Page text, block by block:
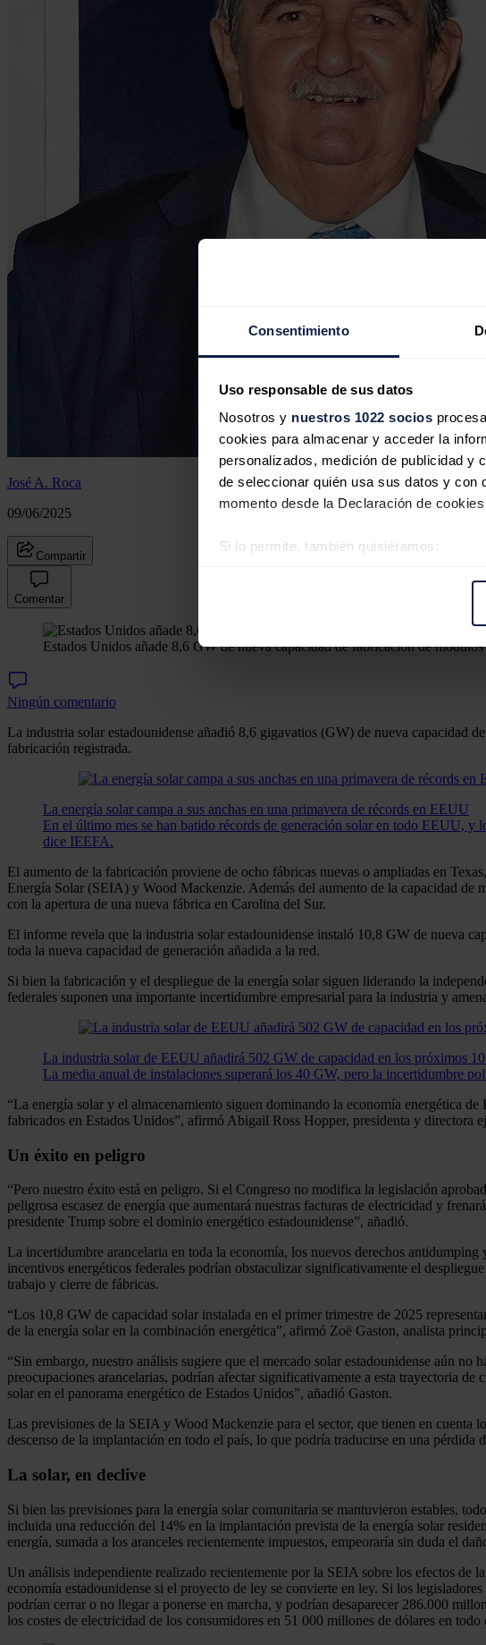
Consentimiento
Uso responsable de sus datos
Nosotros y nuestros 1022 socios
cookies para almacenar y acceder la
personalizados, medición de publicidad y
de seleccionar quién usa sus datos y con
momento desde la Declaración de
Si lo permite, también quisiéramos:
redes sociales, publicidad y análisis web,
José A. Roca
09/06/2025
Compartir
Comentar
Estados Unidos añade 8,6 GW de nueva capacidad de fabricación de
Ningún comentario
La industria solar estadounidense añadió 8,6 gigavatios (GW) de nueva capacidad
fabricación registrada.
La energía solar campa a sus anchas en una primavera de récords en EEUU
En el último mes se han batido récords de generación solar en todo EEUU, y
dice IEEFA.
El aumento de la fabricación proviene de ocho fábricas nuevas o ampliadas en
Energía Solar (SEIA) y Wood Mackenzie. Además del aumento de la capacidad
con la apertura de una nueva fábrica en Carolina del Sur.
El informe revela que la industria solar estadounidense instaló 10,8 GW de nueva
toda la nueva capacidad de generación añadida a la red.
Si bien la fabricación y el despliegue de la energía solar siguen liderando la
federales suponen una importante incertidumbre empresarial para la industria y
La industria solar de EEUU añadirá 502 GW de capacidad en los próximos
La media anual de instalaciones superará los 40 GW, pero la incertidumbre
“La energía solar y el almacenamiento siguen dominando la economía energética
fabricados en Estados Unidos”, afirmó Abigail Ross Hopper, presidenta y directora
Un éxito en peligro
“Pero nuestro éxito está en peligro. Si el Congreso no modifica la legislación
peligrosa escasez de energía que aumentará nuestras facturas de electricidad y
presidente Trump sobre el dominio energético estadounidense”, añadió.
La incertidumbre arancelaria en toda la economía, los nuevos derechos
incentivos energéticos federales podrían obstaculizar significativamente el
trabajo y cierre de fábricas.
“Los 10,8 GW de capacidad solar instalada en el primer trimestre de 2025
de la energía solar en la combinación energética”, afirmó Zoë Gaston, analista
“Sin embargo, nuestro análisis sugiere que el mercado solar estadounidense aún
preocupaciones arancelarias, podrían afectar significativamente a esta trayectoria
solar en el panorama energético de Estados Unidos”, añadió Gaston.
Las previsiones de la SEIA y Wood Mackenzie para el sector, que tienen en cuenta
descenso de la implantación en todo el país, lo que podría traducirse en una
La solar, en declive
Si bien las previsiones para la energía solar comunitaria se mantuvieron estables,
incluida una reducción del 14% en la implantación prevista de la energía solar
energía, sumada a los aranceles recientemente impuestos, empeoraría sin duda el
Un análisis independiente realizado recientemente por la SEIA sobre los efectos de
economía estadounidense si el proyecto de ley se convierte en ley. Si los
podrían cerrar o no llegar a ponerse en marcha, y podrían desaparecer 286.000
los costes de electricidad de los consumidores en 51 000 millones de dólares en todo